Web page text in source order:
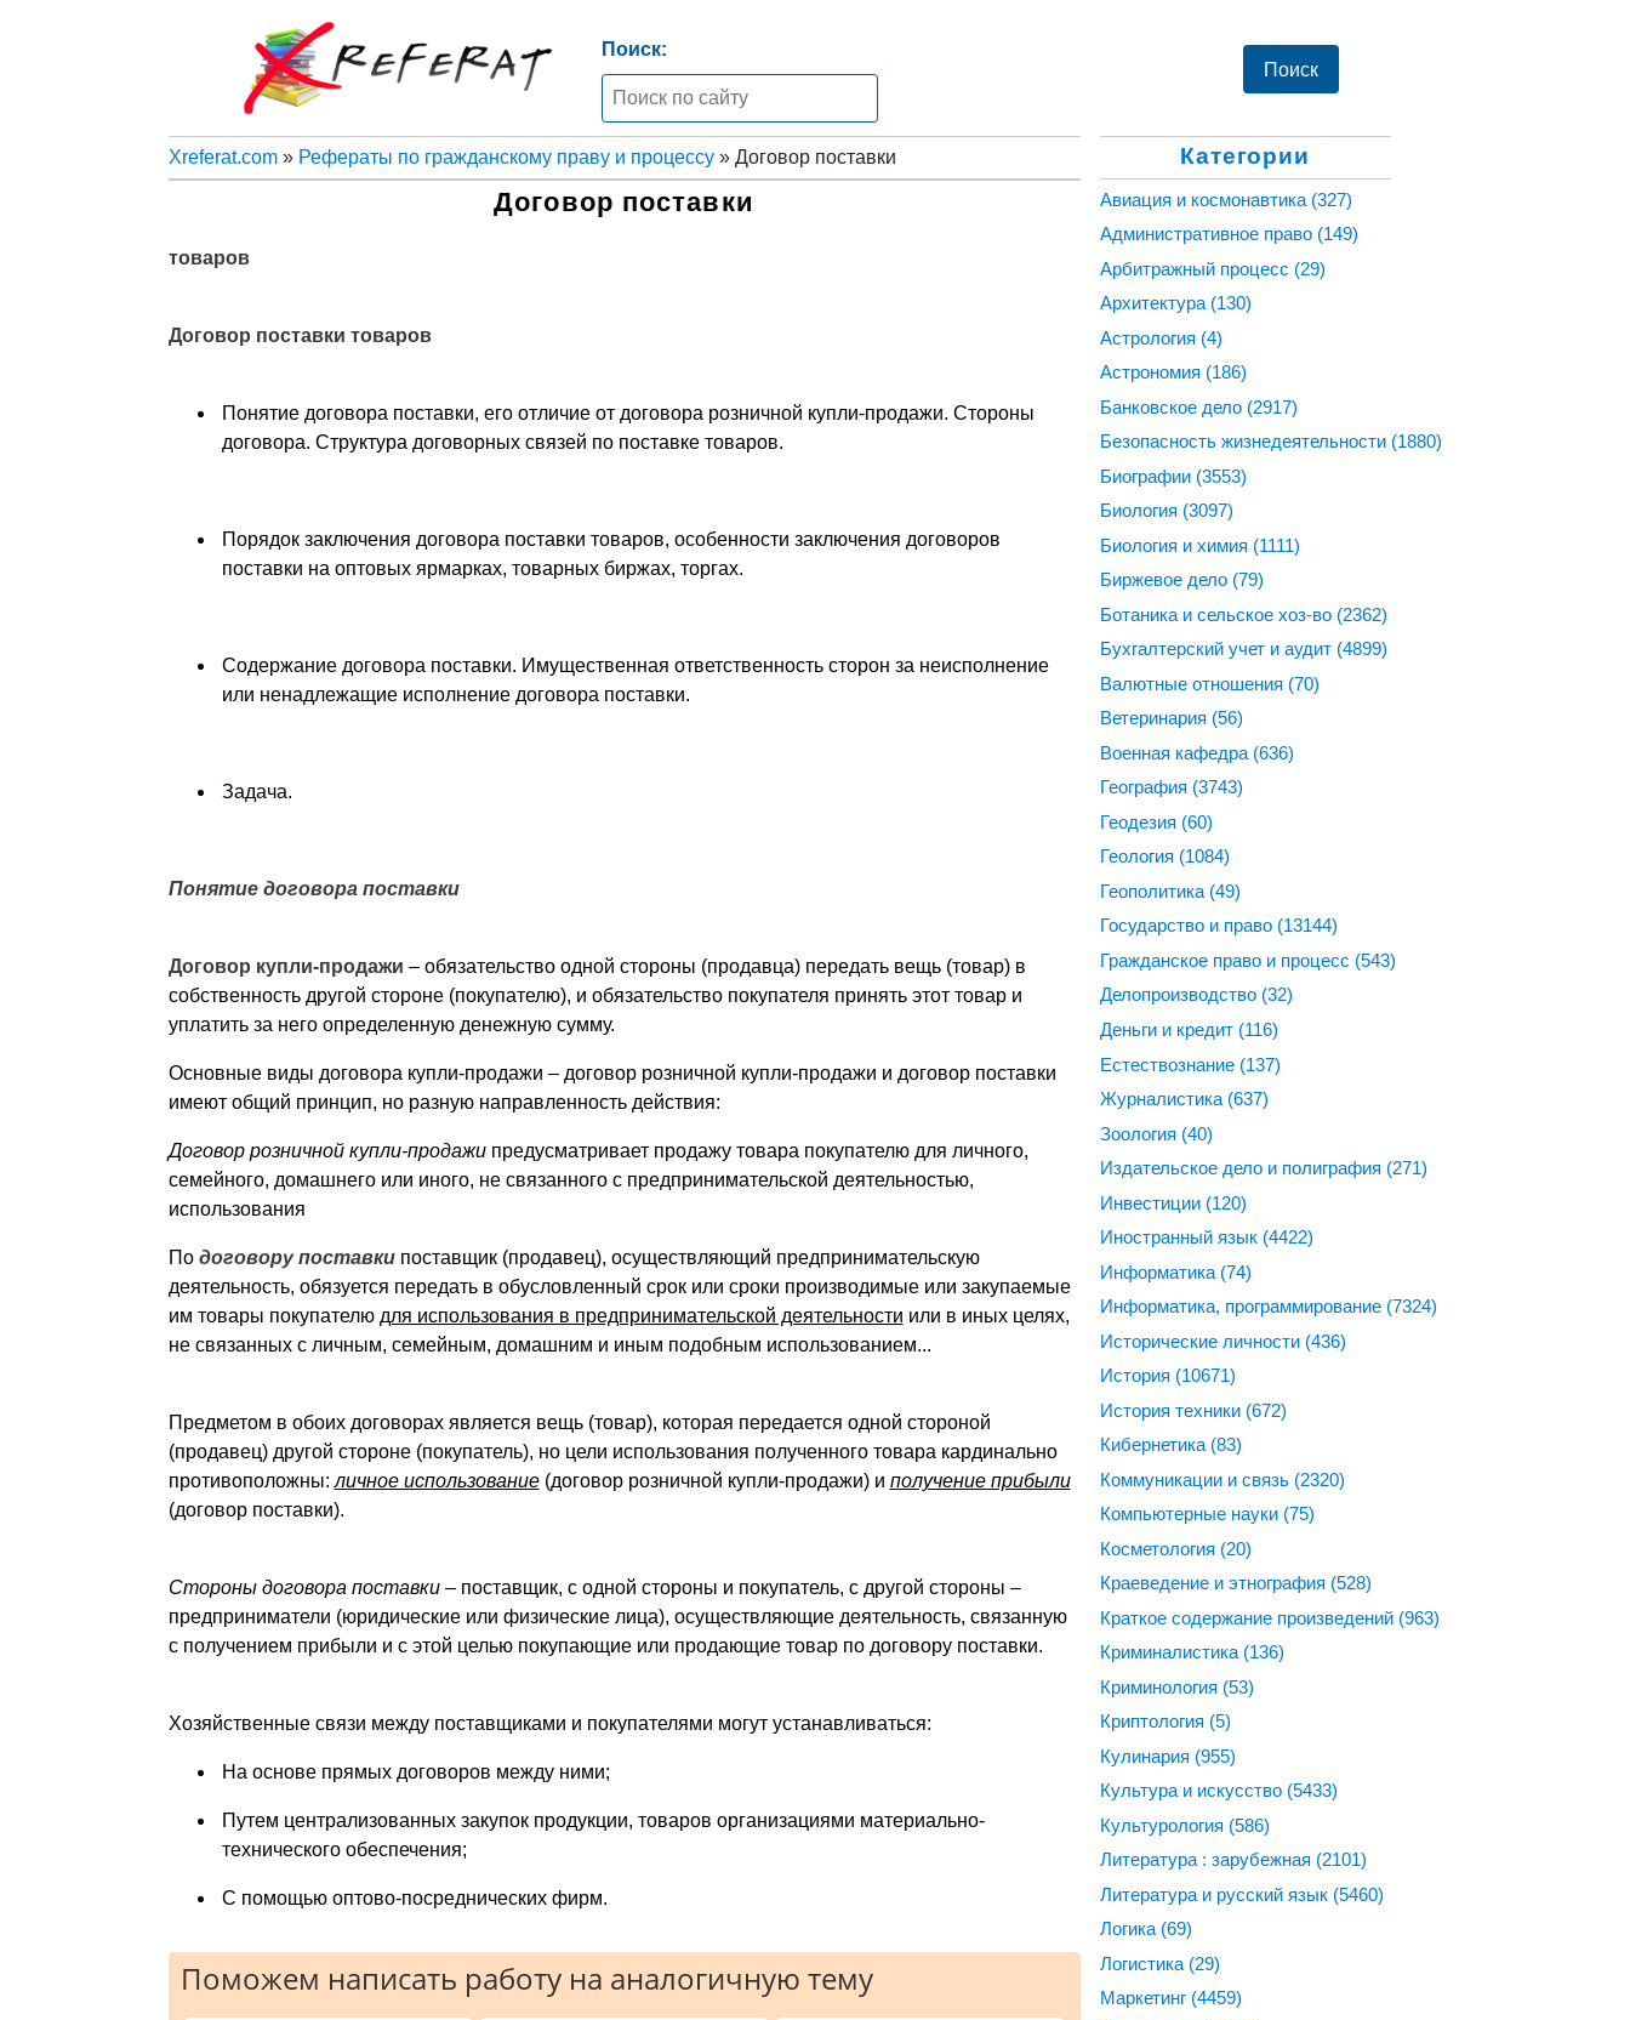
Поиск:
Xreferat.com» Рефераты по гражданскому праву и процессу» Договор поставки
Договор поставки
товаров
Договор поставки товаров
Понятие договора поставки, его отличие от договора розничной купли-продажи. Стороны
договора. Структура договорных связей по поставке товаров.
Порядок заключения договора поставки товаров, особенности заключения договоров
поставки на оптовых ярмарках, товарных биржах, торгах.
Содержание договора поставки. Имущественная ответственность сторон за неисполнение
или ненадлежащие исполнение договора поставки.
Задача.
Понятие договора поставки
Договор купли-продажи – обязательство одной стороны (продавца) передать вещь (товар) в
собственность другой стороне (покупателю), и обязательство покупателя принять этот товар и
уплатить за него определенную денежную сумму.
Основные виды договора купли-продажи – договор розничной купли-продажи и договор поставки
имеют общий принцип, но разную направленность действия:
Договор розничной купли-продажипредусматривает продажу товара покупателю для личного,
семейного, домашнего или иного, не связанного с предпринимательской деятельностью,
использования
По договору поставкипоставщик (продавец), осуществляющий предпринимательскую
деятельность, обязуется передать в обусловленный срок или сроки производимые или закупаемые
им товары покупателю для использования в предпринимательской деятельности или в иных целях,
не связанных с личным, семейным, домашним и иным подобным использованием...
Предметом в обоих договорах является вещь (товар), которая передается одной стороной
(продавец) другой стороне (покупатель), но цели использования полученного товара кардинально
противоположны: личное использование(договор розничной купли-продажи) и получение прибыли
(договор поставки).
Стороны договора поставки– поставщик, с одной стороны и покупатель, с другой стороны –
предприниматели (юридические или физические лица), осуществляющие деятельность, связанную
с получением прибыли и с этой целью покупающие или продающие товар по договору поставки.
Хозяйственные связи между постав­щиками и покупателями могут устанавливаться:
На основе прямых договоров между ними;
Путем централизованных закупок продукции, товаров орга­низациями материально-
технического обеспечения;
С помощью оптово-посреднических фирм.
Поможем написать работу на аналогичную тему
Категории
Авиация и космонавтика (327)
Административное право (149)
Арбитражный процесс (29)
Архитектура (130)
Астрология (4)
Астрономия (186)
Банковское дело (2917)
Безопасность жизнедеятельности (1880)
Биографии (3553)
Биология (3097)
Биология и химия (1111)
Биржевое дело (79)
Ботаника и сельское хоз-во (2362)
Бухгалтерский учет и аудит (4899)
Валютные отношения (70)
Ветеринария (56)
Военная кафедра (636)
География (3743)
Геодезия (60)
Геология (1084)
Геополитика (49)
Государство и право (13144)
Гражданское право и процесс (543)
Делопроизводство (32)
Деньги и кредит (116)
Естествознание (137)
Журналистика (637)
Зоология (40)
Издательское дело и полиграфия (271)
Инвестиции (120)
Иностранный язык (4422)
Информатика (74)
Информатика, программирование (7324)
Исторические личности (436)
История (10671)
История техники (672)
Кибернетика (83)
Коммуникации и связь (2320)
Компьютерные науки (75)
Косметология (20)
Краеведение и этнография (528)
Краткое содержание произведений (963)
Криминалистика (136)
Криминология (53)
Криптология (5)
Кулинария (955)
Культура и искусство (5433)
Культурология (586)
Литература : зарубежная (2101)
Литература и русский язык (5460)
Логика (69)
Логистика (29)
Маркетинг (4459)